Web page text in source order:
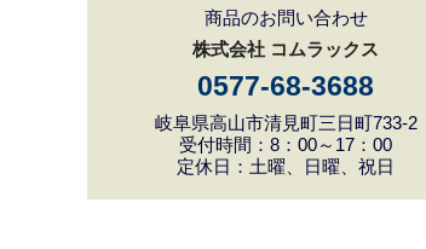
商品のお問い合わせ
株式会社 コムラックス
0577-68-3688
岐阜県高山市清見町三日町733-2
受付時間：8：00～17：00
定休日：土曜、日曜、祝日